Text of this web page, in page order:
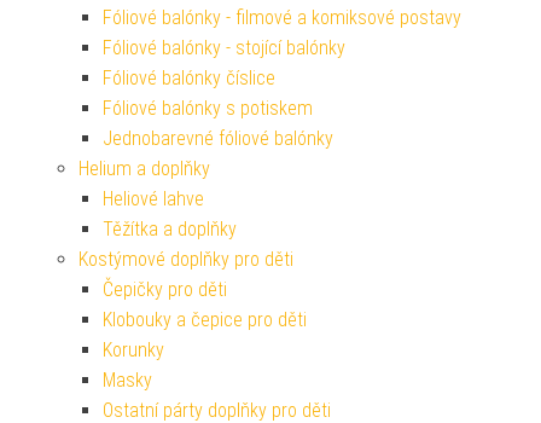
Fóliové balónky - filmové a komiksové postavy
Fóliové balónky - stojící balónky
Fóliové balónky číslice
Fóliové balónky s potiskem
Jednobarevné fóliové balónky
Helium a doplňky
Heliové lahve
Těžítka a doplňky
Kostýmové doplňky pro děti
Čepičky pro děti
Klobouky a čepice pro děti
Korunky
Masky
Ostatní párty doplňky pro děti